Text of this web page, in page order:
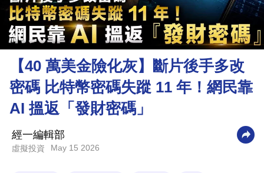
樓
市
理
財
商
業
技
【40 萬美金險化灰】斷片後手多改
密碼 比特幣密碼失蹤 11 年！網民靠
AI 搵返「發財密碼」
經一編輯部
虛擬投資 May 15 2026